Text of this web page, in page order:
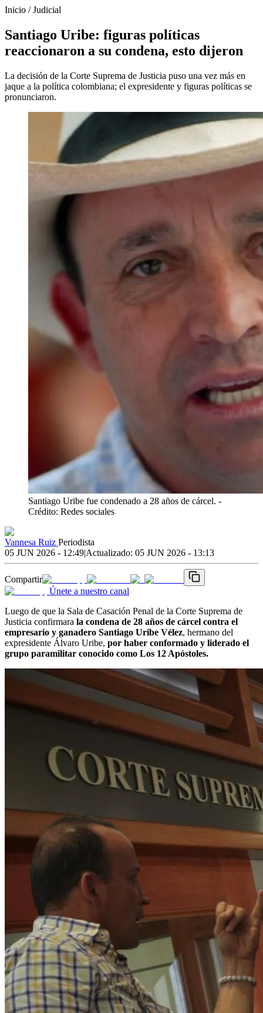
Inicio /Judicial
Santiago Uribe: figuras políticas
reaccionaron a su condena, esto dijeron
La decisión de la Corte Suprema de Justicia puso una vez más en
jaque a la política colombiana; el expresidente y figuras políticas se
pronunciaron.
Santiago Uribe fue condenado a 28 años de cárcel. -
Crédito: Redes sociales
Vannesa Ruiz Periodista
05 JUN 2026 - 12:49|Actualizado: 05 JUN 2026 - 13:13
Compartir
Únete a nuestro canal
Luego de que la Sala de Casación Penal de la Corte Suprema de
Justicia confirmara la condena de 28 años de cárcel contra el
empresario y ganadero Santiago Uribe Vélez, hermano del
expresidente Álvaro Uribe, por haber conformado y liderado el
grupo paramilitar conocido como Los 12 Apóstoles.